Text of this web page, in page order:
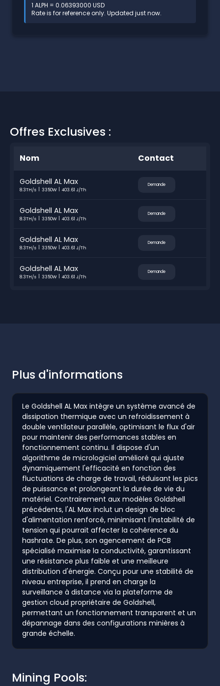
1 ALPH = 0.06393000 USD
Rate is for reference only. Updated just now.
Offres Exclusives :
Nom Contact
Goldshell AL Max
8.3TH/s 3350W 403.61 J/Th
Demande
Goldshell AL Max
8.3TH/s 3350W 403.61 J/Th
Demande
Goldshell AL Max
8.3TH/s 3350W 403.61 J/Th
Demande
Goldshell AL Max
8.3TH/s 3350W 403.61 J/Th
Demande
Plus d'informations
Le Goldshell AL Max intègre un système avancé de
dissipation thermique avec un refroidissement à
double ventilateur parallèle, optimisant le flux d'air
pour maintenir des performances stables en
fonctionnement continu. Il dispose d'un
algorithme de micrologiciel amélioré qui ajuste
dynamiquement l'efficacité en fonction des
fluctuations de charge de travail, réduisant les pics
de puissance et prolongeant la durée de vie du
matériel. Contrairement aux modèles Goldshell
précédents, l'AL Max inclut un design de bloc
d'alimentation renforcé, minimisant l'instabilité de
tension qui pourrait affecter la cohérence du
hashrate. De plus, son agencement de PCB
spécialisé maximise la conductivité, garantissant
une résistance plus faible et une meilleure
distribution d'énergie. Conçu pour une stabilité de
niveau entreprise, il prend en charge la
surveillance à distance via la plateforme de
gestion cloud propriétaire de Goldshell,
permettant un fonctionnement transparent et un
dépannage dans des configurations minières à
grande échelle.
Mining Pools: